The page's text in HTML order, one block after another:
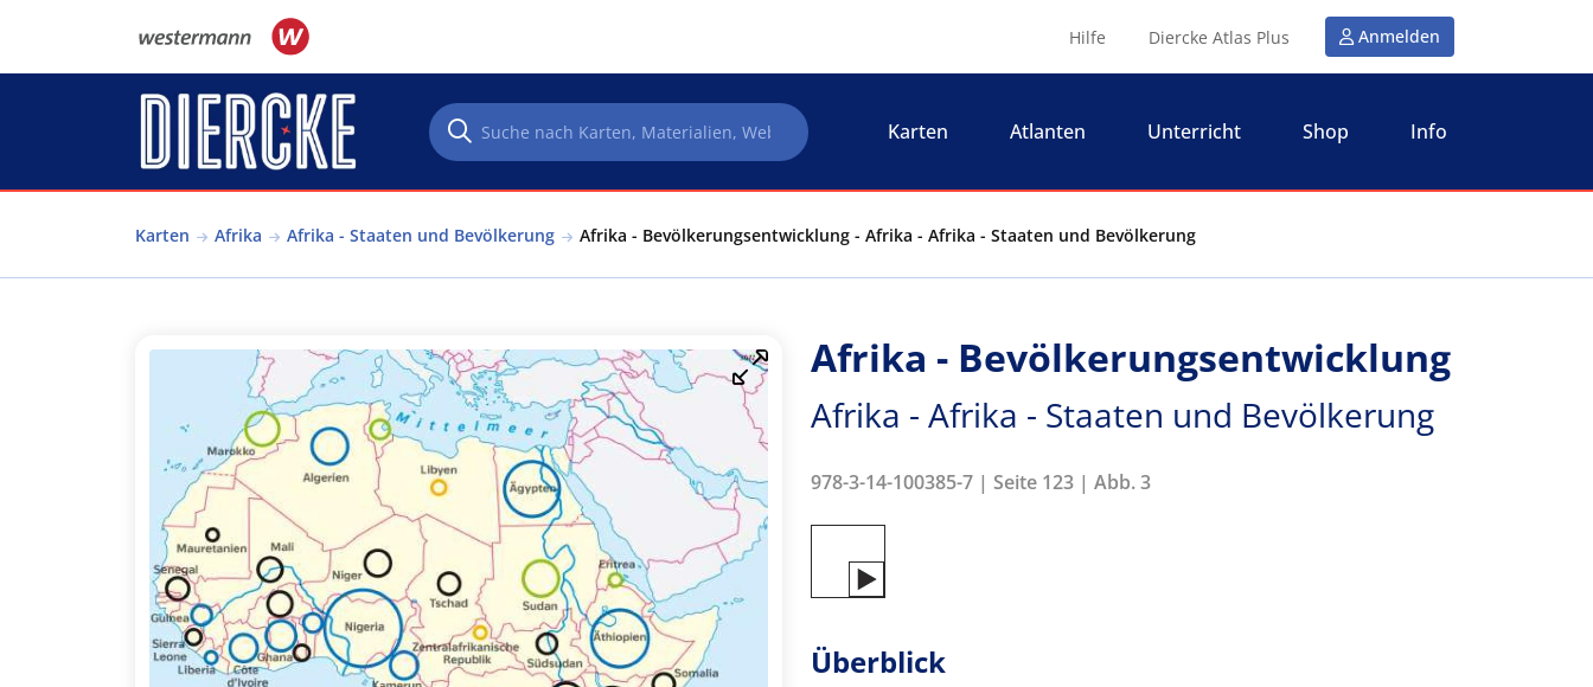
Hilfe Diercke Atlas Plus Anmelden
Karten Atlanten Unterricht Shop Info
Karten Afrika Afrika - Staaten und Bevölkerung Afrika - Bevölkerungsentwicklung - Afrika - Afrika - Staaten und Bevölkerung
Afrika - Bevölkerungsentwicklung
Afrika - Afrika - Staaten und Bevölkerung
978-3-14-100385-7 | Seite 123 | Abb. 3
Überblick